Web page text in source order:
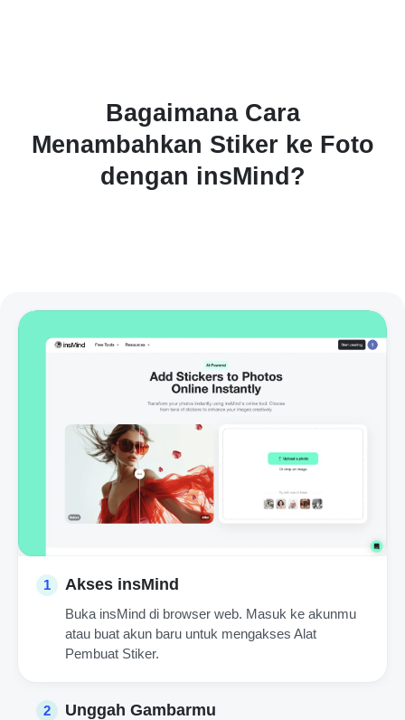
Bagaimana Cara
Menambahkan Stiker ke Foto
dengan insMind?
1 Akses insMind
Buka insMind di browser web. Masuk ke akunmu
atau buat akun baru untuk mengakses Alat
Pembuat Stiker.
2 Unggah Gambarmu